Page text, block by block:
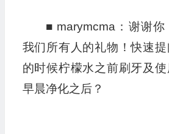
■ marymcma：谢谢
我们所有人的礼物！快速
的时候柠檬水之前刷牙及
早晨净化之后？